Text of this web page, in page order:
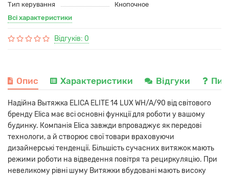
Тип керування
Кнопочное
Всі характеристики
Відгуків: 0
Опис Характеристики Відгуки
Надійна Вытяжка ELICA ELITE 14 LUX WH/A/90 від світового
бренду Elica має всі основні функції для роботи у вашому
будинку. Компанія Elica завжди впроваджує як передові
технологи, а й створює свої товари враховуючи
дизайнерські тенденції. Більшість сучасних витяжок мають
режими роботи на відведення повітря та рециркуляцію. При
невеликому рівні шуму Витяжки вбудовані мають високу